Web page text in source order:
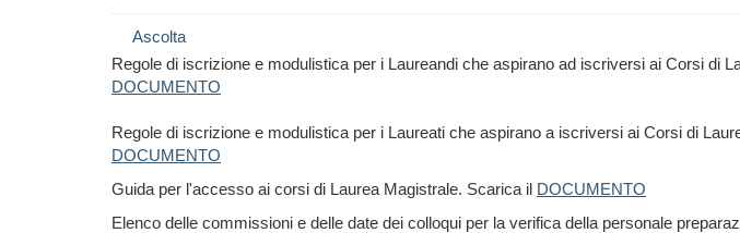
Ascolta
Regole di iscrizione e modulistica per i Laureandi che aspirano ad iscriversi ai Corsi di
DOCUMENTO
Regole di iscrizione e modulistica per i Laureati che aspirano a iscriversi ai Corsi di
DOCUMENTO
Guida per l'accesso ai corsi di Laurea Magistrale. Scarica il DOCUMENTO
Elenco delle commissioni e delle date dei colloqui per la verifica della personale